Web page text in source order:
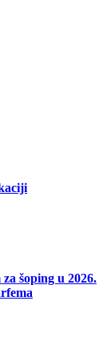
šoping u 2026.